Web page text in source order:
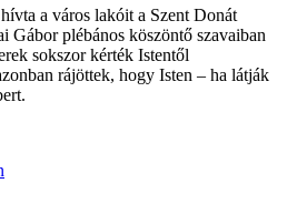
a város lakóit a Szent Donát
Gábor plébános köszöntő szavaiban
sokszor kérték Istentől
rájöttek, hogy Isten – ha látják